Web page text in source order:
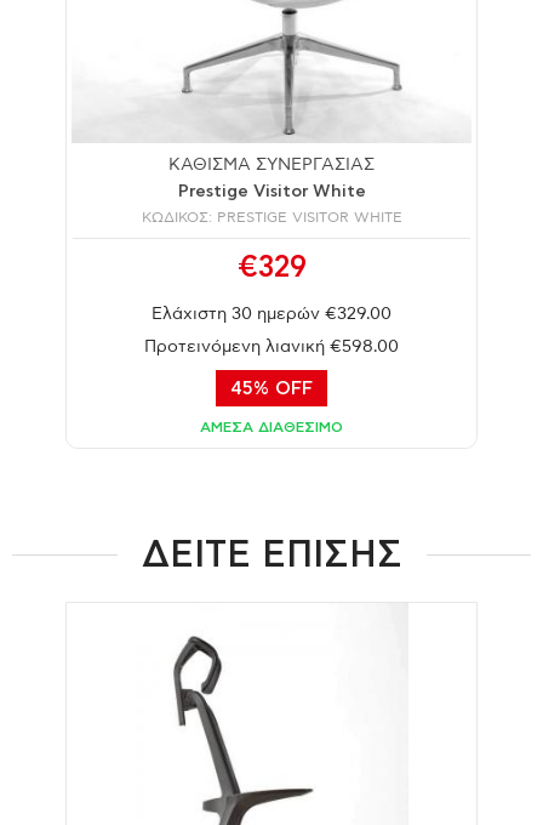
ΚΑΘΙΣΜΑ ΣΥΝΕΡΓΑΣΙΑΣ
Prestige Visitor White
ΚΩΔΙΚΟΣ: PRESTIGE VISITOR WHITE
€329
Ελάχιστη 30 ημερών €329.00
Προτεινόμενη λιανική €598.00
45% OFF
ΑΜΕΣΑ ΔΙΑΘΕΣΙΜΟ
ΔΕΙΤΕ ΕΠΙΣΗΣ